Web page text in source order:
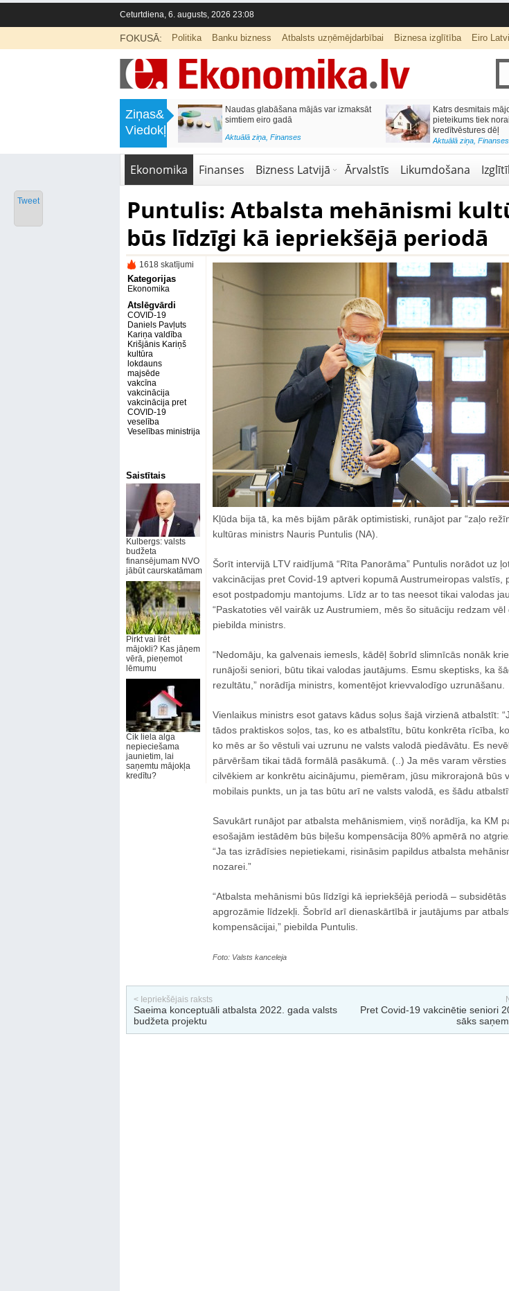
Ceturtdiena, 6. augusts, 2026 23:08
FOKUSĀ: Politika Banku bizness Atbalsts uzņēmējdarbībai Biznesa izglītība Eiro
Ziņas&
Viedokļi
Septiņos mēnešos Vivi vilcienos
pārvadāti 12 miljoni pasažieru; jūlijā
Naudas glabāšana mājās var izmaksāt
simtiem eiro gadā
Aktuālā ziņa, Finanses
Katrs desmitais
pieteikums tiek
kredītvēstures dēļ
Aktuālā ziņa, Finanses
Ekonomika Finanses Bizness Latvijā Ārvalstīs Likumdošana
Puntulis: Atbalsta mehānismi
būs līdzīgi kā iepriekšējā periodā
1618 skatījumi
Kategorijas
Ekonomika
Atslēgvārdi
COVID-19
Daniels Pavļuts
Kariņa valdība
Krišjānis Kariņš
kultūra
lokdauns
majsēde
vakcīna
vakcinācija
vakcinācija pret
COVID-19
veselība
Veselības ministrija
Saistītais
Kulbergs: valsts
budžeta
finansējumam NVO
jābūt caurskatāmam
Pirkt vai īrēt
mājokli? Kas jāņem
vērā, pieņemot
lēmumu
Cik liela alga
nepieciešama
jaunietim, lai
saņemtu mājokļa
kredītu?
Kļūda bija tā, ka mēs bijām pārāk optimistiski, runājot par “zaļo
kultūras ministrs Nauris Puntulis (NA).
Šorīt intervijā LTV raidījumā “Rīta Panorāma” Puntulis norādot uz
vakcinācijas pret Covid-19 aptveri kopumā Austrumeiropas valstīs,
esot postpadomju mantojums. Līdz ar to tas neesot tikai valodas
“Paskatoties vēl vairāk uz Austrumiem, mēs šo situāciju redzam vēl
piebilda ministrs.
“Nedomāju, ka galvenais iemesls, kādēļ šobrīd slimnīcās nonāk
runājoši seniori, būtu tikai valodas jautājums. Esmu skeptisks, ka
rezultātu,” norādīja ministrs, komentējot krievvalodīgo uzrunāšanu.
Vienlaikus ministrs esot gatavs kādus soļus šajā virzienā atbalstīt:
tādos praktiskos soļos, tas, ko es atbalstītu, būtu konkrēta rīcība,
ko mēs ar šo vēstuli vai uzrunu ne valsts valodā piedāvātu. Es
pārvēršam tikai tādā formālā pasākumā. (..) Ja mēs varam vērsties
cilvēkiem ar konkrētu aicinājumu, piemēram, jūsu mikrorajonā būs
mobilais punkts, un ja tas būtu arī ne valsts valodā, es šādu
Savukārt runājot par atbalsta mehānismiem, viņš norādīja, ka KM
esošajām iestādēm būs biļešu kompensācija 80% apmērā no
“Ja tas izrādīsies nepietiekami, risināsim papildus atbalsta
nozarei.”
“Atbalsta mehānismi būs līdzīgi kā iepriekšējā periodā – subsidētās
apgrozāmie līdzekļi. Šobrīd arī dienaskārtībā ir jautājums par
kompensācijai,” piebilda Puntulis.
Foto: Valsts kanceleja
< Iepriekšējais raksts
Saeima konceptuāli atbalsta 2022. gada valsts
budžeta projektu
Pret Covid-19 vakcinētie seniori
sāks
Tweet